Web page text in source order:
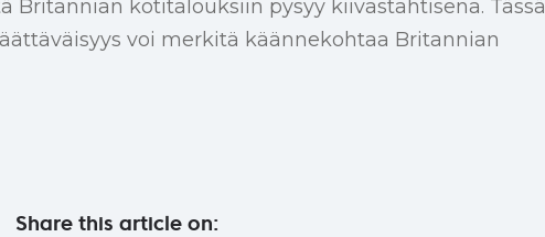
Britannian kotitalouksiin pysyy kiivastahtisena. Tässä
voi merkitä käännekohtaa Britannian
Share this article on: